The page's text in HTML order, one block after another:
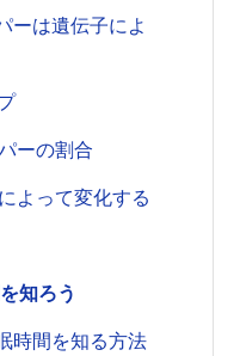
ーは遺伝子によ
ーの割合
よって変化する
知ろう
時間を知る方法